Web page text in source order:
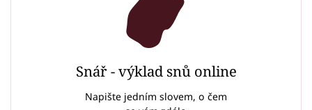
Snář - výklad snů online
Napište jedním slovem, o čem